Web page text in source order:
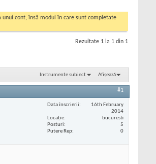
cont, însă modul în care sunt completate
Rezultate 1 la 1 din 1
Instrumente subiect Afișează
#1
Data înscrierii
16th February
2014
Locaţie
bucuresti
Posturi
5
Putere Rep
0